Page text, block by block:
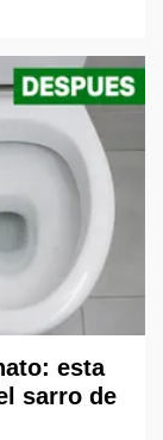
esta
sarro de